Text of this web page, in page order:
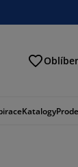
Katalogy